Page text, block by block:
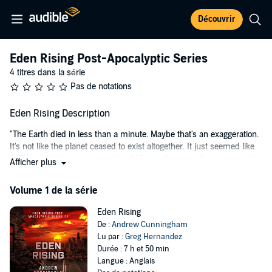
Découvrir
Eden Rising Post-Apocalyptic Series
4 titres dans la série
Pas de notations
Eden Rising Description
"The Earth died in less than a minute. Maybe that's an exaggeration.
It's not like the planet ceased to exist altogether. It just seemed like
it. Cities were reduced to rubble. Millions of people died that day. I've
sure? It's not like we still have any of the technology that we once
used to determine such things. But I do know that it was almost
empty of people - live ones, that is..."
Thus begins the journey of Ben and Lila, two ordinary teenagers
forced to rise to extraordinary heights when faced with a world that
has suddenly and inexplicably died. Dealing with the sorrow of all
Afficher plus
Volume 1 de la série
Eden Rising
De :Andrew Cunningham
Lu par :Greg Hernandez
Durée : 7 h et 50 min
Langue : Anglais